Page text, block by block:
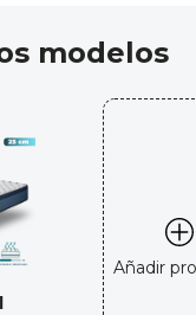
modelos
Añadir